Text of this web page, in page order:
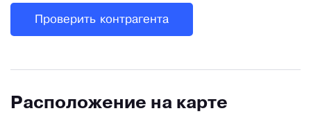
Проверить контрагента
Расположение на карте